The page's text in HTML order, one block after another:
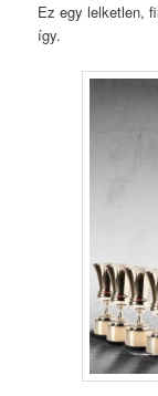
Ez egy lelketlen,
így.